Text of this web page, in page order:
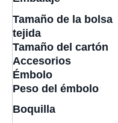
Tamaño de la bolsa
tejida
Tamaño del cartón
Accesorios
Émbolo
Peso del émbolo
Boquilla